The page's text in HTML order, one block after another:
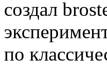
создал
по